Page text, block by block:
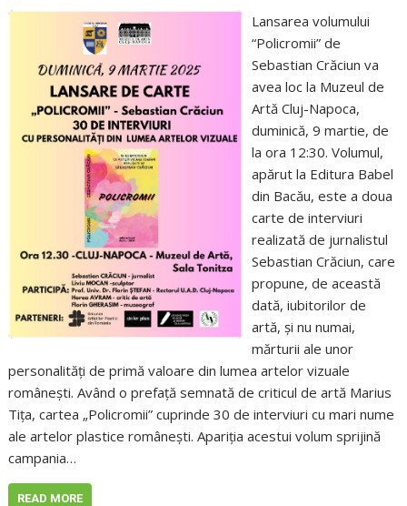
Lansarea volumului
“Policromii” de
Sebastian Crăciun va
avea loc la Muzeul de
Artă Cluj-Napoca,
duminică, 9 martie, de
la ora 12:30. Volumul,
apărut la Editura Babel
din Bacău, este a doua
carte de interviuri
realizată de jurnalistul
Sebastian Crăciun, care
propune, de această
dată, iubitorilor de
artă, și nu numai,
mărturii ale unor
personalități de primă valoare din lumea artelor vizuale
românești. Având o prefață semnată de criticul de artă Marius
Tița, cartea „Policromii” cuprinde 30 de interviuri cu mari nume
ale artelor plastice românești. Apariția acestui volum sprijină
campania…
READ MORE